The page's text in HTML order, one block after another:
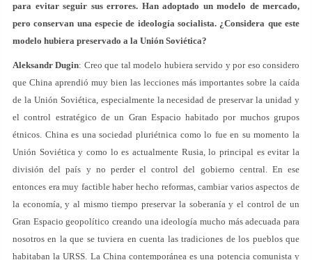
para evitar seguir sus errores. Han adoptado un modelo de mercado,
pero conservan una especie de ideología socialista. ¿Considera que este
modelo hubiera preservado a la Unión Soviética?
Aleksandr Dugin: Creo que tal modelo hubiera servido y por eso considero
que China aprendió muy bien las lecciones más importantes sobre la caída
de la Unión Soviética, especialmente la necesidad de preservar la unidad y
el control estratégico de un Gran Espacio habitado por muchos grupos
étnicos. China es una sociedad pluriétnica como lo fue en su momento la
Unión Soviética y como lo es actualmente Rusia, lo principal es evitar la
división del país y no perder el control del gobierno central. En ese
entonces era muy factible haber hecho reformas, cambiar varios aspectos de
la economía, y al mismo tiempo preservar la soberanía y el control de un
Gran Espacio geopolítico creando una ideología mucho más adecuada para
nosotros en la que se tuviera en cuenta las tradiciones de los pueblos que
habitaban la URSS. La China contemporánea es una potencia comunista y